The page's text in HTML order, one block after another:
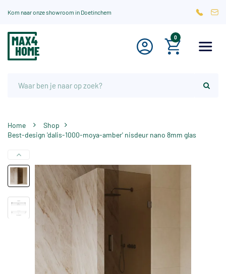
Kom naar onze showroom in Doetinchem
0
Home
Shop
Best-design 'dalis-1000-moya-amber' nisdeur nano 8mm glas